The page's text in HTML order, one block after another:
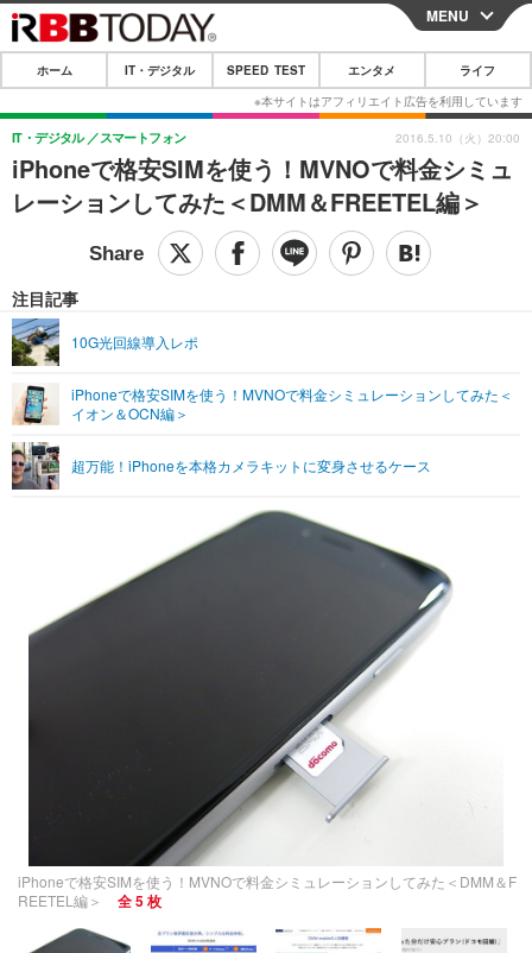
CLOSE
ホーム
IT・デジタル
IT・デジタルTOP スマートフォン
ショッピング その他
SPEED TEST
エンタメTOP 映画・ドラマ
グラビア
ショッピング その他
ライフTOP
その他
リリース一覧
プッシュ通知の停止方法
MENU
ホーム IT・デジタル SPEED TEST エンタメ ライフ
iPhoneで格安SIMを使う！MVNOで料金シミュ
レーションしてみた＜DMM＆FREETEL編＞
IT・デジタル スマートフォン
注目記事
10G光回線導入レポ
iPhoneで格安SIMを使う！MVNOで料金シミュレーションしてみた＜
イオン＆OCN編＞
超万能！iPhoneを本格カメラキットに変身させるケース
2016.5.10（火）20:00
iPhoneで格安SIMを使う！MVNOで料金シミュレーションしてみた＜DMM＆F
REETEL編＞
全 5 枚